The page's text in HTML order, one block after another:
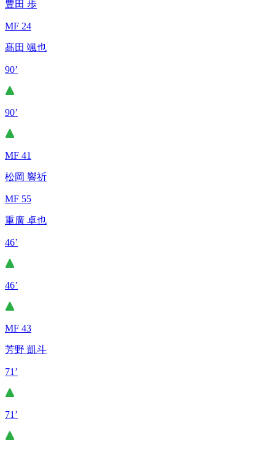
豊田 歩
MF 24
髙田 颯也
90’
90’
MF 41
松岡 響祈
MF 55
重廣 卓也
46’
46’
MF 43
芳野 凱斗
71’
71’